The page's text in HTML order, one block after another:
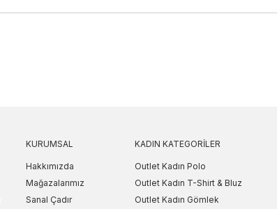
KURUMSAL
Hakkımızda
Mağazalarımız
Sanal Çadır
KADIN KATEGORILER
Outlet Kadın Polo
Outlet Kadın T-Shirt & Bluz
Outlet Kadın Gömlek